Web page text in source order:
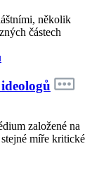
několik
částech
založené na
míře kritické